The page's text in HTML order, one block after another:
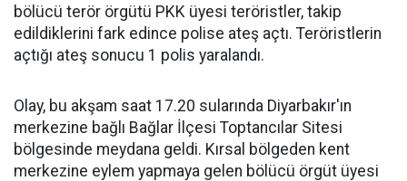
bölücü terör örgütü PKK üyesi teröristler, takip
edildiklerini fark edince polise ateş açtı. Teröristlerin
açtığı ateş sonucu 1 polis yaralandı.
Olay, bu akşam saat 17.20 sularında Diyarbakır'ın
merkezine bağlı Bağlar İlçesi Toptancılar Sitesi
bölgesinde meydana geldi. Kırsal bölgeden kent
merkezine eylem yapmaya gelen bölücü örgüt üyesi